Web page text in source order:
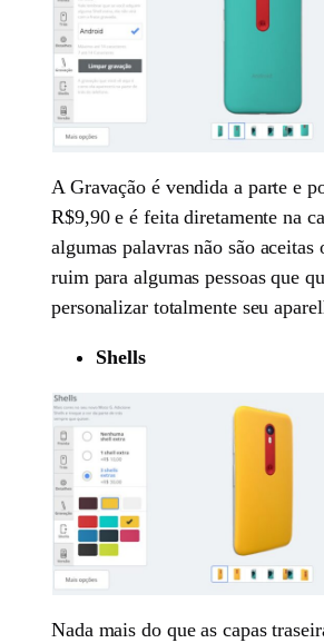
A Gravação é vendida a parte e
R$9,90 e é feita diretamente na
algumas palavras não são aceitas
ruim para algumas pessoas que
personalizar totalmente seu
Shells
Nada mais do que as capas